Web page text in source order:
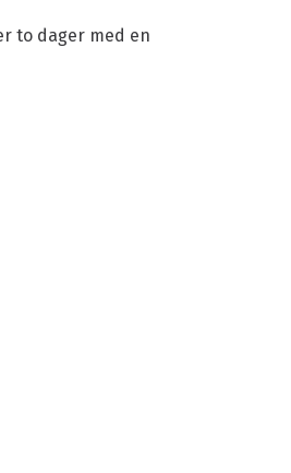
to dager med en